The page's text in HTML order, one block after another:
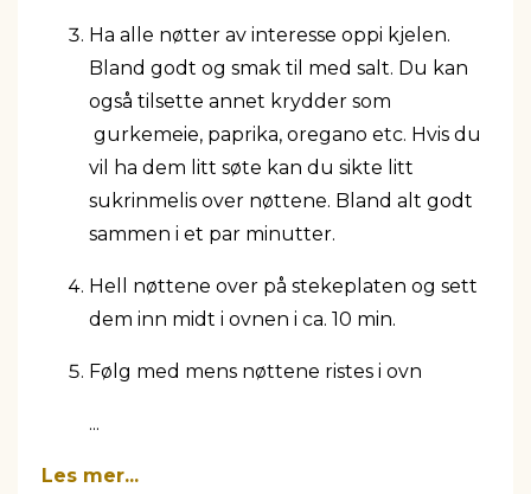
Ha alle nøtter av interesse oppi kjelen.
Bland godt og smak til med salt. Du kan
også tilsette annet krydder som
gurkemeie, paprika, oregano etc. Hvis du
vil ha dem litt søte kan du sikte litt
sukrinmelis over nøttene. Bland alt godt
sammen i et par minutter.
Hell nøttene over på stekeplaten og sett
dem inn midt i ovnen i ca. 10 min.
Følg med mens nøttene ristes i ovn
...
Les mer...